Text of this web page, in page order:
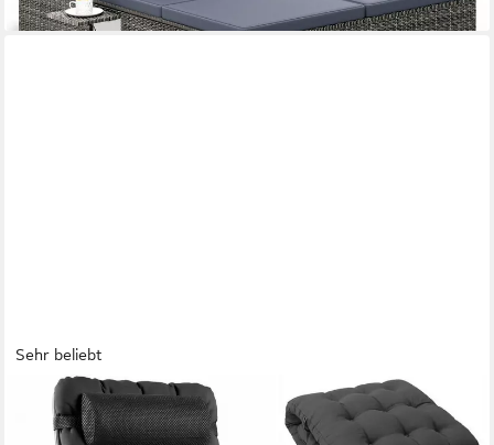
Sehr beliebt
HOMECALL
Gartenliege Sonnenliege Klappbar, Liegestuhl mit Weiches